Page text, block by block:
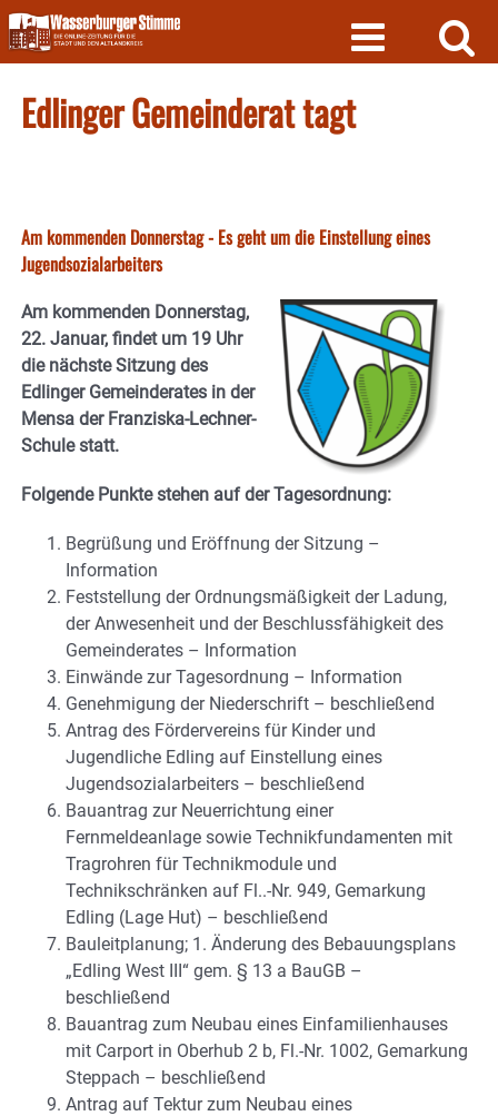
Skip
to
content
Edlinger Gemeinderat tagt
Am kommenden Donnerstag - Es geht um die Einstellung eines
Jugendsozialarbeiters
Am kommenden Donnerstag,
22. Januar, findet um 19 Uhr
die nächste Sitzung des
Edlinger Gemeinderates in der
Mensa der Franziska-Lechner-
Schule statt.
Folgende Punkte stehen auf der Tagesordnung:
Begrüßung und Eröffnung der Sitzung –
Information
Feststellung der Ordnungsmäßigkeit der Ladung,
der Anwesenheit und der Beschlussfähigkeit des
Gemeinderates – Information
Einwände zur Tagesordnung – Information
Genehmigung der Niederschrift – beschließend
Antrag des Fördervereins für Kinder und
Jugendliche Edling auf Einstellung eines
Jugendsozialarbeiters – beschließend
Bauantrag zur Neuerrichtung einer
Fernmeldeanlage sowie Technikfundamenten mit
Tragrohren für Technikmodule und
Technikschränken auf Fl..-Nr. 949, Gemarkung
Edling (Lage Hut) – beschließend
Bauleitplanung; 1. Änderung des Bebauungsplans
„Edling West III“ gem. § 13 a BauGB –
beschließend
Bauantrag zum Neubau eines Einfamilienhauses
mit Carport in Oberhub 2 b, Fl.-Nr. 1002, Gemarkung
Steppach – beschließend
Antrag auf Tektur zum Neubau eines